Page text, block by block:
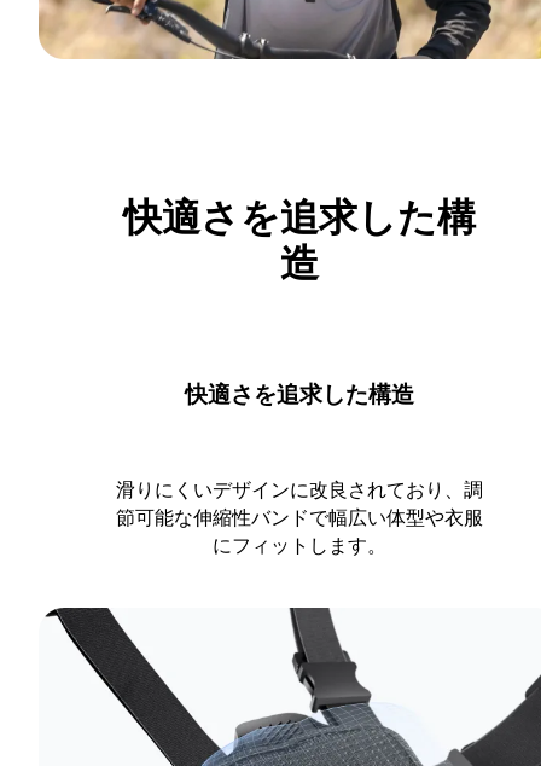
快適さを追求した構
造
快適さを追求した構造
滑りにくいデザインに改良されており、調
節可能な伸縮性バンドで幅広い体型や衣服
にフィットします。